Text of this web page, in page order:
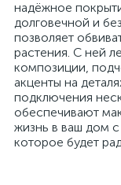
надёжное
долговечной и
позволяет
растения. С ней
композиции,
акценты на
подключения
обеспечивают
жизнь в ваш дом
которое будет